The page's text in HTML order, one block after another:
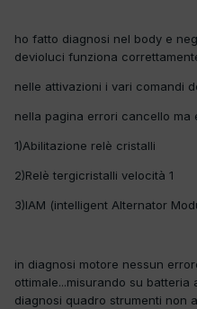
ho fatto diagnosi nel body e
devioluci funziona
nelle attivazioni i vari comandi
nella pagina errori cancello ma
1)Abilitazione relè
2)Relè tergicristalli
3)IAM (intelligent Alternator
in diagnosi motore nessun
ottimale...misurando su
diagnosi quadro strumenti non